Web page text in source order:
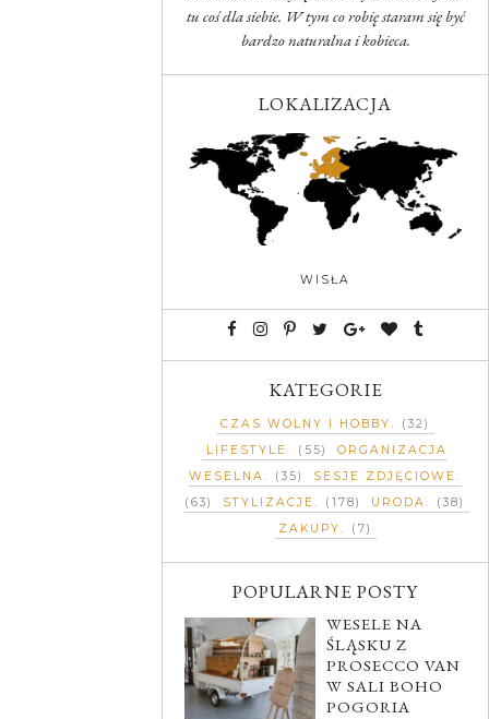
tu coś dla siebie. W tym co robię staram się być
bardzo naturalna i kobieca.
LOKALIZACJA
WISŁA
KATEGORIE
CZAS WOLNY I HOBBY
(32)
LIFESTYLE
(55)
ORGANIZACJA
WESELNA
(35)
SESJE ZDJĘCIOWE
(63)
STYLIZACJE (178) URODA
(38)
ZAKUPY
(7)
POPULARNE POSTY
WESELE NA
ŚLĄSKU Z
PROSECCO VAN
W SALI BOHO
POGORIA